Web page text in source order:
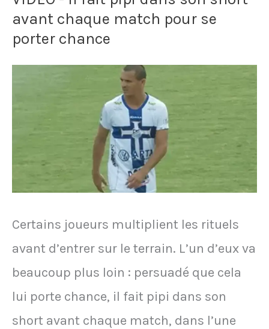
volontairement
un
sauver
d’une
équipe
avant chaque match pour se
porter chance
Certains joueurs multiplient les rituels
avant d’entrer sur le terrain. L’un d’eux va
beaucoup plus loin : persuadé que cela
lui porte chance, il fait pipi dans son
short avant chaque match, dans l’une